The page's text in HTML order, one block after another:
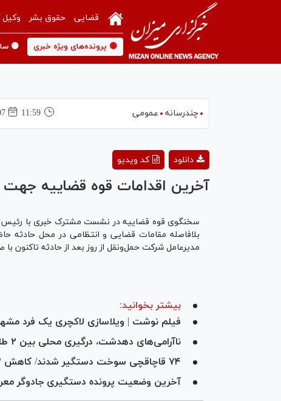
قضایی حقوق بشر وکیل
🟡 پرونده‌های ویژه خبری 🟡
چندرسانه عمومی 11:59
07
کد ویدیو دانلود
آخرین اقدامات قوه قضاییه جهت
بلافاصله مقامات قضایی و انتظامی در محل
مدیرعامل شرکت حمل‌ونقل از روز بعد از حادثه تاکنون
بیشتر بخوانید:
فیلم نوشت | ویلاسازی لاکچری یک فرد
ناآرامی‌های دهدشت، درگیری محلی بین ۲ طایفه بود
۷۴ قاچاقچی سوخت دستگیر شدند/ کاهش ۱۲ درصدی مصرف سوخت در استان تهران
آخرین وضعیت پرونده دستگیری جادوگر معروف/ کشف ۱۰۰ میلیارد تومان